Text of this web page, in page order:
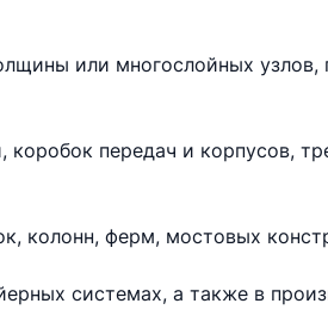
или многослойных узлов,
передач и корпусов,
колонн, ферм, мостовых
системах, а также в